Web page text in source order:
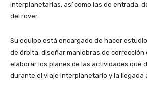
interplanetarias, así como las de entrada,
del rover.
Su equipo está encargado de hacer
de órbita, diseñar maniobras de corrección
elaborar los planes de las actividades que
durante el viaje interplanetario y la llegada